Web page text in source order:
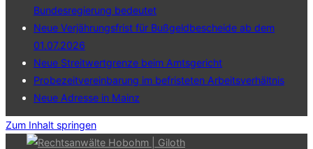
Bundesregierung bedeutet
Neue Verjährungsfrist für Bußgeldbescheide ab dem
01.07.2026
Neue Streitwertgrenze beim Amtsgericht
Probezeitvereinbarung im befristeten Arbeitsverhältnis
Neue Adresse in Mainz
Zum Inhalt springen